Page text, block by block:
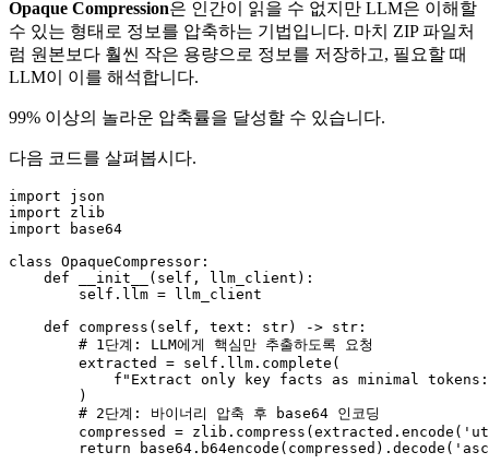
Opaque Compression은 인간이 읽을 수 없지만 LLM은 이해할
수 있는 형태로 정보를 압축하는 기법입니다. 마치 ZIP 파일처
럼 원본보다 훨씬 작은 용량으로 정보를 저장하고, 필요할 때
LLM이 이를 해석합니다.
99% 이상의 놀라운 압축률을 달성할 수 있습니다.
다음 코드를 살펴봅시다.
import
import
import base64
class OpaqueCompressor :
def
__init__ ( self, llm_client ):
self .llm = llm_client
def
compress ( self, text: str) -> str :
# 1단계: LLM에게 핵심만 추출하도록 요청
        extracted =
self .llm.complete(
f"Extract only key facts as minimal
        )
# 2단계: 바이너리 압축 후 base64 인코딩
        compressed = zlib.compress(extracted.encode(
return base64.b64encode(compressed).decode(